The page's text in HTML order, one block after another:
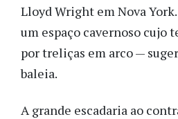
Lloyd Wright em Nova
um espaço cavernoso cujo
por treliças em arco —
baleia.
A grande escadaria ao